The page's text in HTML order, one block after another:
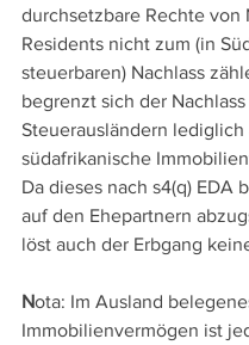
durchsetzbare Rechte von
Residents nicht zum (in
steuerbaren) Nachlass
begrenzt sich der Nachlass
Steuerausländern lediglich
südafrikanische
Da dieses nach s4(q) EDA
auf den Ehepartnern
löst auch der Erbgang
Nota: Im Ausland
Immobilienvermögen ist